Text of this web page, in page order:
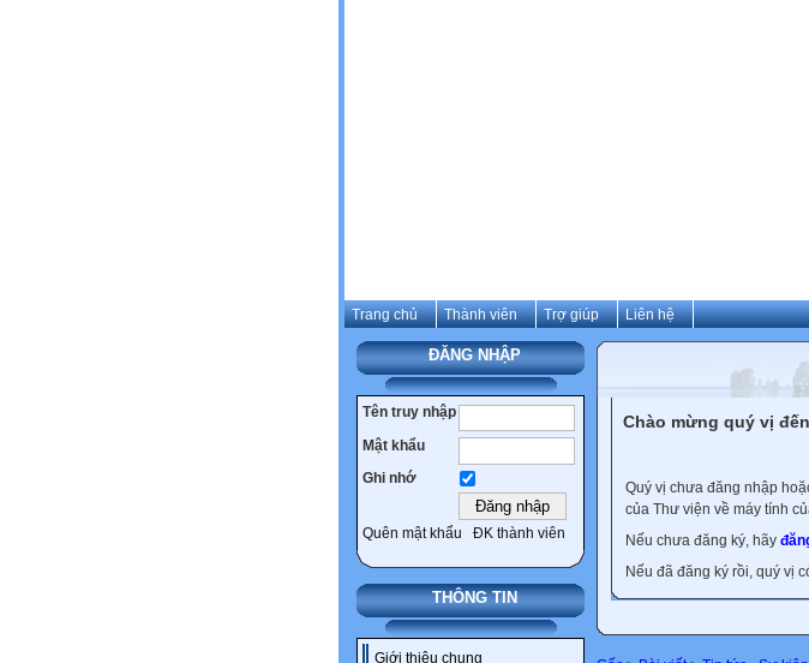
Trang chủ Thành viên Trợ giúp Liên hệ
ĐĂNG NHẬP
Tên truy nhập
Mật khẩu
Ghi nhớ
Quên mật khẩu ĐK thành viên
THÔNG TIN
Giới thiệu chung
Chào mừng quý vị
Quý vị chưa đăng nhập
của Thư viện về máy tính
Nếu chưa đăng ký, hãy
Nếu đã đăng ký rồi, quý vị